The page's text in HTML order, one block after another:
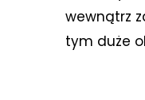
wewnątrz
tym duże